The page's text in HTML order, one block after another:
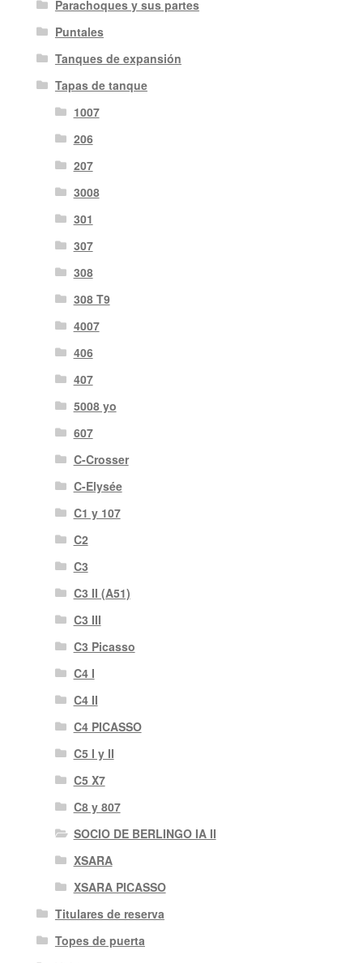
Parachoques y sus partes
Puntales
Tanques de expansión
Tapas de tanque
1007
206
207
3008
301
307
308
308 T9
4007
406
407
5008 yo
607
C-Crosser
C-Elysée
C1 y 107
C2
C3
C3 II (A51)
C3 III
C3 Picasso
C4 I
C4 II
C4 PICASSO
C5 I y II
C5 X7
C8 y 807
SOCIO DE BERLINGO IA II
XSARA
XSARA PICASSO
Titulares de reserva
Topes de puerta